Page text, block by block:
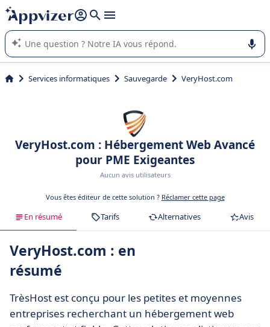
répondre (plusieurs lignes avec
L'IA de Appvizer vous guide dans l'utilisation ou la sélection de
logiciel SaaS en entreprise.
Services informatiques Sauvegarde VeryHost.com
VeryHost.com : Hébergement Web Avancé
pour PME Exigeantes
Aucun avis utilisateurs
Vous êtes éditeur de cette solution ? Réclamer cette page
En résumé Tarifs Alternatives Avis
VeryHost.com : en
résumé
TrèsHost est conçu pour les petites et moyennes
entreprises recherchant un hébergement web